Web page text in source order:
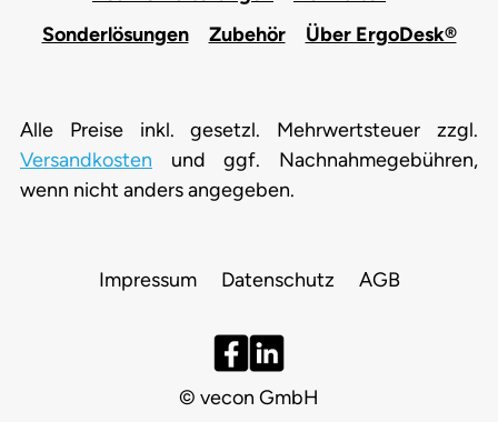
Sonderlösungen
Zubehör Über ErgoDesk®
Alle Preise inkl. gesetzl. Mehrwertsteuer zzgl.
Versandkosten und ggf. Nachnahmegebühren,
wenn nicht anders angegeben.
Impressum Datenschutz AGB
© vecon GmbH